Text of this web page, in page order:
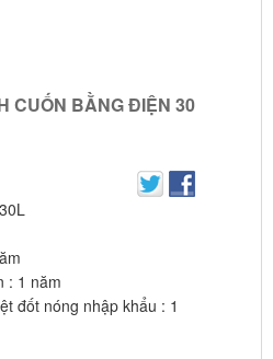
CUỐN BẰNG ĐIỆN 30
: 1 năm
đốt nóng nhập khẩu : 1